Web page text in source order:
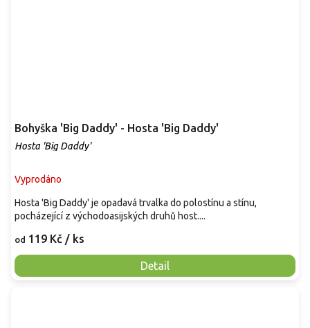
Bohyška 'Big Daddy' - Hosta 'Big Daddy'
Hosta 'Big Daddy'
Vyprodáno
od 119 Kč / ks
Detail
Hosta 'Big Daddy' je opadavá trvalka do polostínu a stínu,
pocházející z východoasijských druhů host....